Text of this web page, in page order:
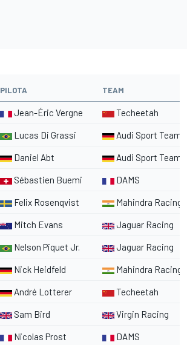
PILOTA TEAM
Jean-Éric Vergne Techeetah
Lucas Di Grassi Audi Sport Team
Daniel Abt Audi Sport Team
Sébastien Buemi DAMS
Felix Rosenqvist Mahindra Racing
Mitch Evans Jaguar Racing
Nelson Piquet Jr. Jaguar Racing
Nick Heidfeld Mahindra Racing
André Lotterer Techeetah
Sam Bird Virgin Racing
Nicolas Prost DAMS